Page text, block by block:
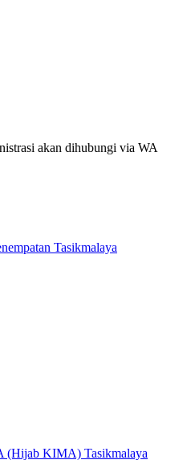
akan dihubungi via WA
Tasikmalaya
(Hijab KIMA) Tasikmalaya